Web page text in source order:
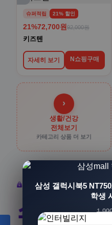
슈퍼적립 21% 할인
21%72,700원 92,000원
키즈텐
자세히 보기 N쇼핑구매
›
생활/건강
전체보기
카테고리 상품 더 보기
[3+1] 동국제약 마이핏
부영양
삼성 갤럭시북5
학생